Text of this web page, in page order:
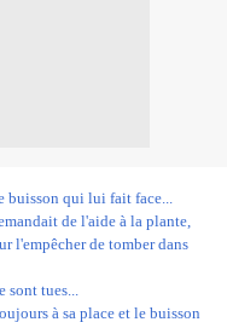
buisson qui lui fait face...
de l'aide à la plante,
l'empêcher de tomber dans
sont tues...
à sa place et le buisson